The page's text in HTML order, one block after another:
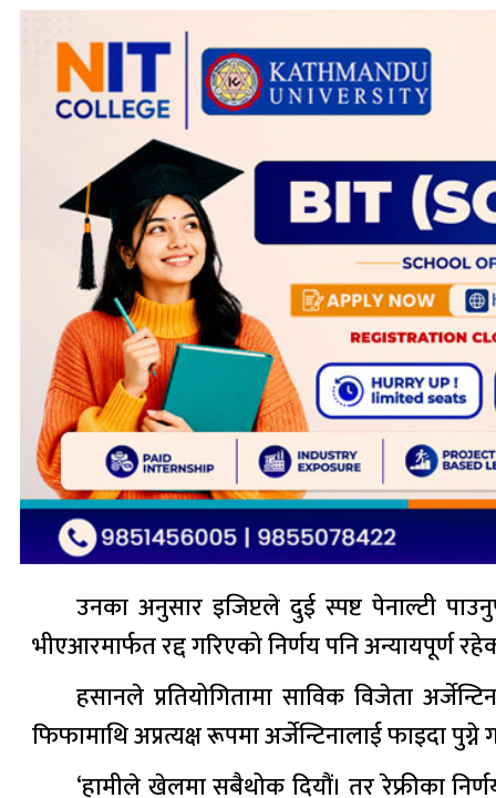
उनका अनुसार इजिप्टले दुई स्पष्ट पेनाल्टी
भीएआरमार्फत रद्द गरिएको निर्णय पनि अन्यायपूर्ण
हसानले प्रतियोगितामा साविक विजेता
फिफामाथि अप्रत्यक्ष रूपमा अर्जेन्टिनालाई फाइदा
‘हामीले खेलमा सबैथोक दियौं। तर रेफ्रीका